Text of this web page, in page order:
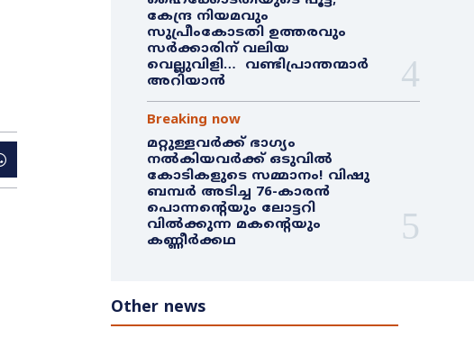
കേന്ദ്ര നിയമവും
സുപ്രീംകോടതി ഉത്തരവും
സർക്കാരിന് വലിയ
വെല്ലുവിളി… വണ്ടിപ്രാന്തന്മാർ
അറിയാൻ
Breaking now
മറ്റുള്ളവർക്ക് ഭാഗ്യം
നൽകിയവർക്ക് ഒടുവിൽ
കോടികളുടെ സമ്മാനം! വിഷു
ബമ്പർ അടിച്ച 76-കാരൻ
പൊന്നന്റെയും ലോട്ടറി
വിൽക്കുന്ന മകന്റെയും
കണ്ണീർക്കഥ
Other news